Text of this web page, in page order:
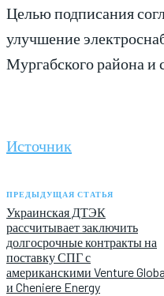
Целью подписания
улучшение
Мургабского района и
Источник
ПРЕДЫДУЩАЯ СТАТЬЯ
Украинская ДТЭК
рассчитывает заключить
долгосрочные контракты на
поставку СПГ с
американскими Venture
и Cheniere Energy